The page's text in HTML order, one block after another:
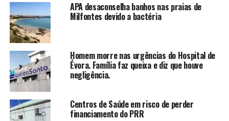
APA desaconselha banhos nas praias de
Milfontes devido a bactéria
Homem morre nas urgências do Hospital de
Évora. Família faz queixa e diz que houve
negligência.
Centros de Saúde em risco de perder
financiamento do PRR